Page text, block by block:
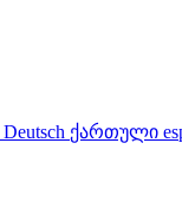
Deutsch ქართული